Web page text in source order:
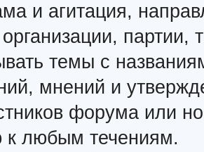
и агитация,
партии,
темы с
мнений и
форума или
к любым течениям.